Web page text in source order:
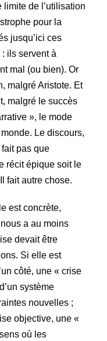
de l’utilisation
pour la
jusqu’ici ces
ils servent à
mal (ou bien). Or
malgré Aristote. Et
malgré le succès
», le mode
Le discours,
pas que
récit épique soit le
fait autre chose.
est concrète,
a au moins
devait être
Si elle est
côté, une « crise
système
nouvelles ;
objective, une «
où les